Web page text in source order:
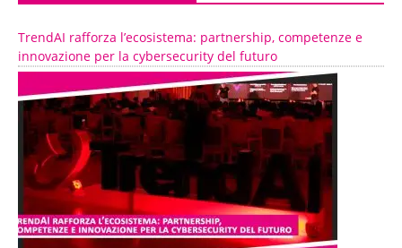
TrendAI rafforza l’ecosistema: partnership, competenze e
innovazione per la cybersecurity del futuro